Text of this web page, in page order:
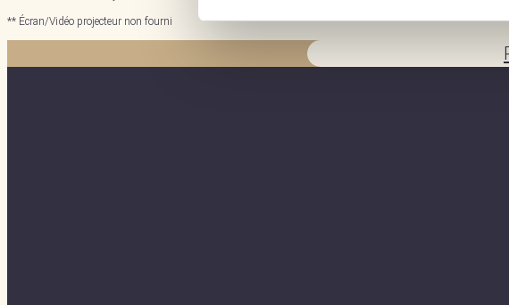
** Écran/Vidéo projecteur non fourni